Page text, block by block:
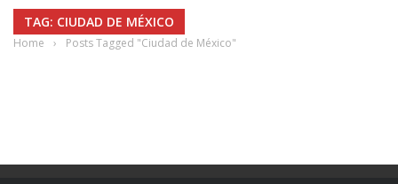
TAG: CIUDAD DE MÉXICO
Home › Posts Tagged "Ciudad de México"